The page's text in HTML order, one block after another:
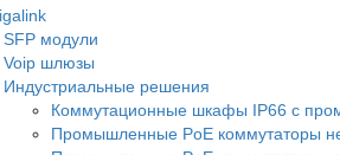
SFP модули
Voip шлюзы
Индустриальные решения
Коммутационные шкафы IP66 c
Промышленные PoE коммутаторы